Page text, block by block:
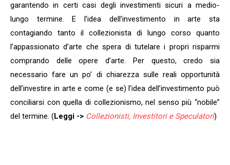
garantendo in certi casi degli investimenti sicuri a medio-
lungo termine. E l’idea dell’investimento in arte sta
contagiando tanto il collezionista di lungo corso quanto
l’appassionato d’arte che spera di tutelare i propri risparmi
comprando delle opere d’arte. Per questo, credo sia
necessario fare un po’ di chiarezza sulle reali opportunità
dell’investire in arte e come (e se) l’idea dell’investimento può
conciliarsi con quella di collezionismo, nel senso più “nobile”
del termine. (Leggi -> Collezionisti, Investitori e Speculatori)